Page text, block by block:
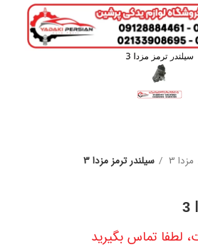
کنید
مزدا 3 سیلندر ترمز مزدا 3
لطفا تماس بگیرید